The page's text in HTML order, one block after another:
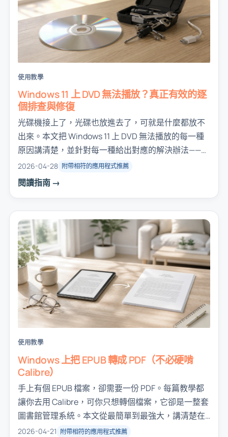
使用教學
Windows 11 上 DVD 無法播放？真正有效的逐
個排查與修復
光碟機接上了，光碟也放進去了，可就是什麼都放不
出來。本文把 Windows 11 上 DVD 無法播放的每一種
原因講清楚，並針對每一種給出對應的解決辦法——從
最常見的，到最少見的。
2026-04-28 附帶相符的應用程式推薦
閱讀指南 →
使用教學
Windows 上把 EPUB 轉成 PDF（不必硬啃
Calibre）
手上有個 EPUB 檔案，卻需要一份 PDF。每篇教學都
讓你去用 Calibre，可你只想轉個檔案，它卻是一整套
圖書館管理系統。本文從最簡單到最強大，講清楚在
Windows 上把 EPUB 轉成 PDF 的所有辦法。
2026-04-21 附帶相符的應用程式推薦